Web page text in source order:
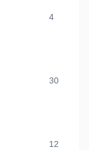
4
30
12